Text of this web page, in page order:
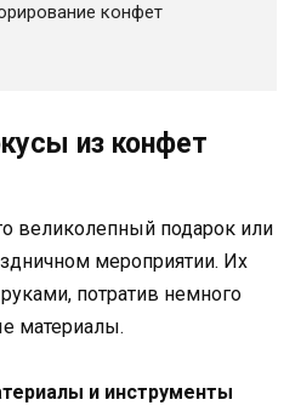
конфет
из конфет
великолепный подарок или
мероприятии. Их
потратив немного
материалы.
и инструменты